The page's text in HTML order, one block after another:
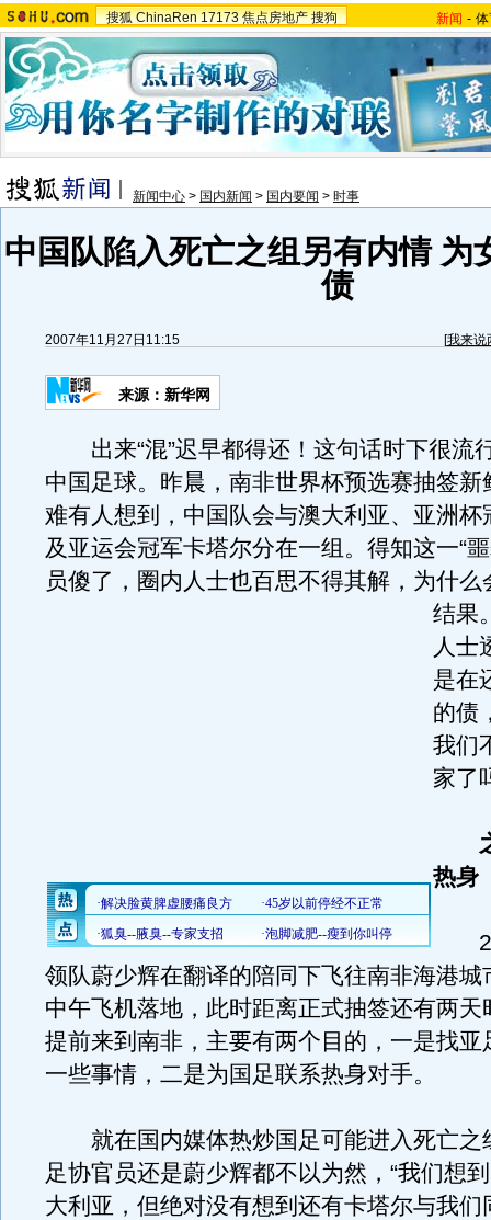
搜狐 ChinaRen 17173 焦点房地产 搜狗 新闻 -
新闻中心 > 国内新闻 > 国内要闻 > 时事
中国队陷入死亡之组另有内情 为
债
2007年11月27日11:15 [我来说
来源：新华网
出来“混”迟早都得还！这句话时下很流
中国足球。昨晨，南非世界杯预选赛抽签新
难有人想到，中国队会与澳大利亚、亚洲杯
及亚运会冠军卡塔尔分在一组。得知这一“
员傻了，圈内人士也百思不得其解，为什么
结果
人士
是在
的债
我们
家了
热身
22
领队蔚少辉在翻译的陪同下飞往南非海港城
中午飞机落地，此时距离正式抽签还有两天
提前来到南非，主要有两个目的，一是找亚
一些事情，二是为国足联系热身对手。
就在国内媒体热炒国足可能进入死亡之
足协官员还是蔚少辉都不以为然，“我们想
大利亚，但绝对没有想到还有卡塔尔与我们